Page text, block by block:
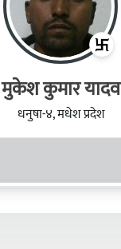
मुकेश कुमार यादव
धनुषा-४, मधेश प्रदेश